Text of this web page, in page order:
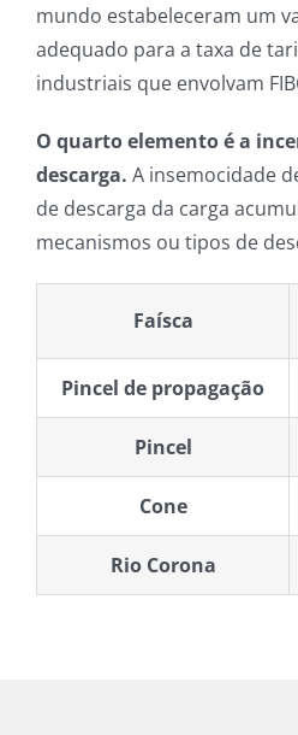
mundo estabeleceram um
adequado para a taxa de
industriais que envolvam
O quarto elemento é a
descarga. A insemocidade
de descarga da carga
mecanismos ou tipos de
Faísca
Pincel de propagação
Pincel
Cone
Rio Corona